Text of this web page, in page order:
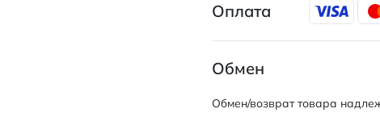
Оплата
Обмен
Обмен/возврат товара